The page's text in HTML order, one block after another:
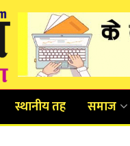
स्थानीय तह समाज